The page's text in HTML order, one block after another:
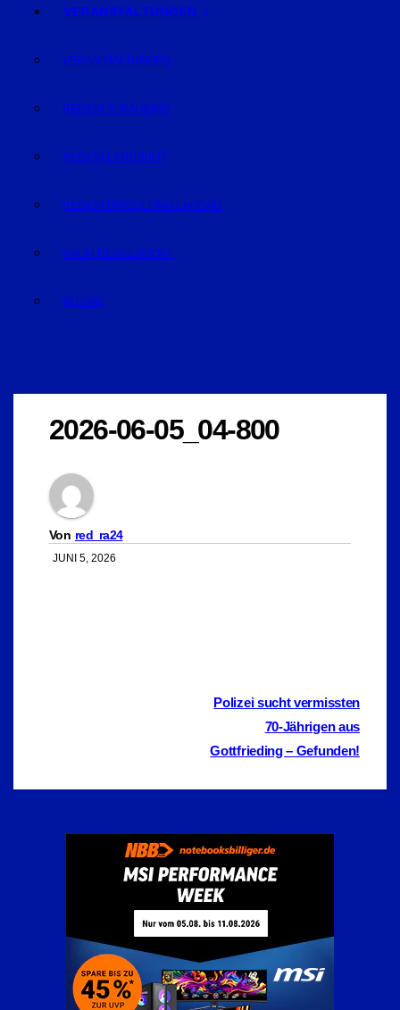
VERANSTALTUNGEN
VERANSTALTUNGEN
REGION STRAUBING
REGION LANDSHUT
REGION DINGOLFING-LANDAU
RAUM DEGGENDORF
BLUVAL
2026-06-05_04-800
Von red_ra24
JUNI 5, 2026
BeitragsnavigationPolizei sucht vermissten
70-Jährigen aus
Gottfrieding – Gefunden!